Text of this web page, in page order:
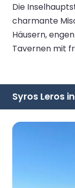
Die
charmante
Häusern,
Tavernen mit
Syros Leros